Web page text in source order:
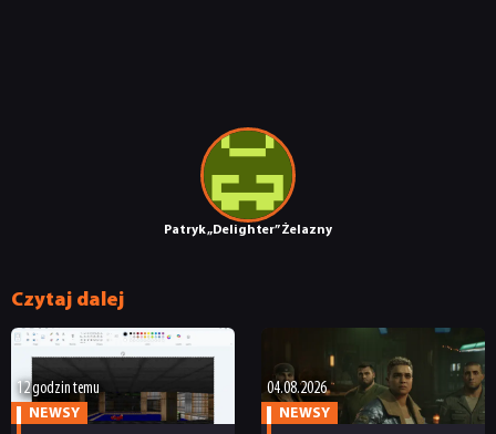
Patryk „Delighter” Żelazny
Czytaj dalej
12 godzin temu
NEWSY
04.08.2026
NEWSY